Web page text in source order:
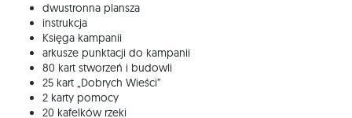
dwustronna plansza
instrukcja
Księga kampanii
arkusze punktacji do kampanii
80 kart stworzeń i budowli
25 kart „Dobrych Wieści”
2 karty pomocy
20 kafelków rzeki